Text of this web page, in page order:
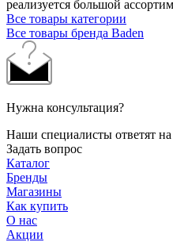
реализуется большой
Все товары категории
Все товары бренда Baden
Нужна консультация?
Наши специалисты ответят
Задать вопрос
Каталог
Бренды
Магазины
Как купить
О нас
Акции